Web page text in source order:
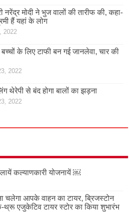
नरेंद्र मोदी ने भुज वालों की तारीफ की, कहा-
हैं यहां के लोग
2022
के लिए टाफी बन गई जानलेवा, चार की
2022
थेरेपी से बंद होगा बालों का झड़ना
2022
लायें कल्याणकारी योजनायें ￼
चलेगा आपके वाहन का टायर, ब्रिजस्टोन
थ्रू एजुकेटिव टायर स्टोर का किया शुभारंभ